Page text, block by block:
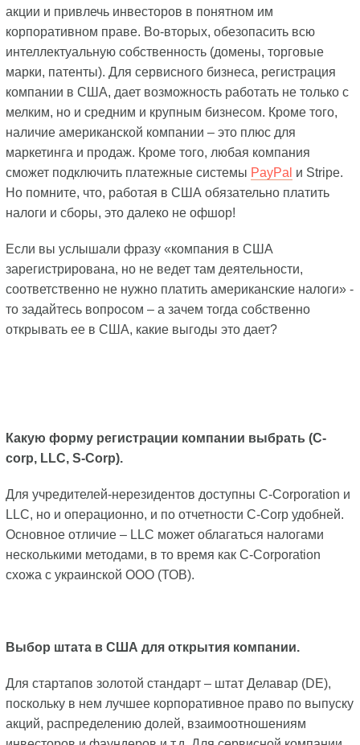
акции и привлечь инвесторов в понятном им
корпоративном праве. Во-вторых, обезопасить всю
интеллектуальную собственность (домены, торговые
марки, патенты). Для сервисного бизнеса, регистрация
компании в США, дает возможность работать не только с
мелким, но и средним и крупным бизнесом. Кроме того,
наличие американской компании – это плюс для
маркетинга и продаж. Кроме того, любая компания
сможет подключить платежные системы PayPal и Stripe.
Но помните, что, работая в США обязательно платить
налоги и сборы, это далеко не офшор!
Если вы услышали фразу «компания в США
зарегистрирована, но не ведет там деятельности,
соответственно не нужно платить американские налоги» -
то задайтесь вопросом – а зачем тогда собственно
открывать ее в США, какие выгоды это дает?
Какую форму регистрации компании выбрать (C-
corp, LLC, S-Corp).
Для учредителей-нерезидентов доступны C-Corporation и
LLC, но и операционно, и по отчетности C-Corp удобней.
Основное отличие – LLC может облагаться налогами
несколькими методами, в то время как C-Corporation
схожа с украинской ООО (ТОВ).
Выбор штата в США для открытия компании.
Для стартапов золотой стандарт – штат Делавар (DE),
поскольку в нем лучшее корпоративное право по выпуску
акций, распределению долей, взаимоотношениям